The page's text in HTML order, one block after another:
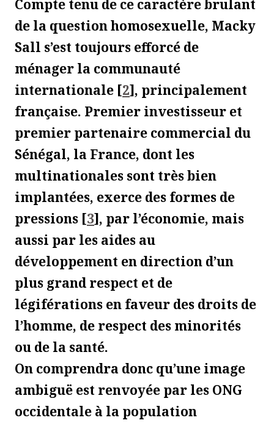
Compte tenu de ce caractère brulant
de la question homosexuelle, Macky
Sall s’est toujours efforcé de
ménager la communauté
internationale [2], principalement
française. Premier investisseur et
premier partenaire commercial du
Sénégal, la France, dont les
multinationales sont très bien
implantées, exerce des formes de
pressions [3], par l’économie, mais
aussi par les aides au
développement en direction d’un
plus grand respect et de
légiférations en faveur des droits de
l’homme, de respect des minorités
ou de la santé.
On comprendra donc qu’une image
ambiguë est renvoyée par les ONG
occidentale à la population